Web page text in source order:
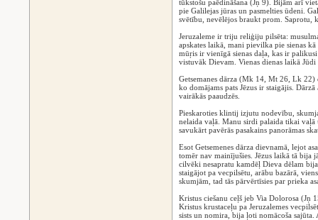
tūkstošu paēdināšana (Jņ 9). Bijām arī
pie Galilejas jūras un pasmelties ūdeni.
svētību, nevēlējos braukt prom. Saprotu,
Jeruzaleme ir triju reliģiju pilsēta:
apskates laikā, mani pievilka pie sienas
mūŗis ir vienīgā sienas daļa, kas ir
vistuvāk Dievam. Vienas dienas laikā
Getsemanes dārza (Mk 14, Mt 26, Lk 22)
ko domājams pats Jēzus ir staigājis.
vairākās paaudzēs.
Pieskaroties klintij izjutu nodevību,
nelaida vaļā. Manu sirdi palaida tikai
savukārt pavērās pasakains panorāmas
Esot Getsemenes dārza dievnamā, lejot
tomēr nav mainījušies. Jēzus laikā tā bija
cilvēki nesapratu kamdēļ Dieva dēlam
staigājot pa vecpilsētu, arābu bazārā,
skumjām, tad tās pārvērtīsies par prieka
Kristus ciešanu ceļš jeb Via Dolorosa (Jņ
Kristus krustaceļu pa Jeruzalemes
sists un nomira, bija ļoti nomācoša